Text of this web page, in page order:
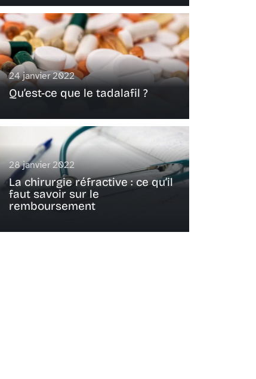
24 janvier 2022
Qu’est-ce que le tadalafil ?
28 janvier 2022
La chirurgie réfractive : ce qu’il
faut savoir sur le
remboursement